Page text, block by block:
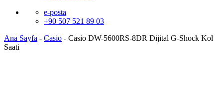
e-posta
+90 507 521 89 03
Ana Sayfa - Casio - Casio DW-5600RS-8DR Dijital G-Shock Kol
Saati